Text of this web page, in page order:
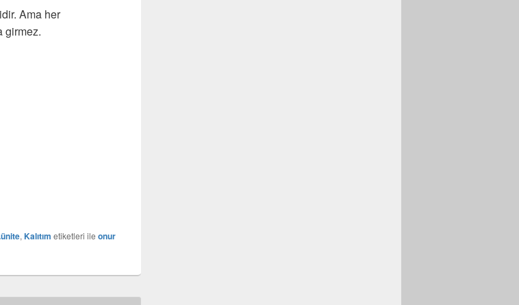
Ama her
girmez.
, Kalıtım etiketleri ile onur